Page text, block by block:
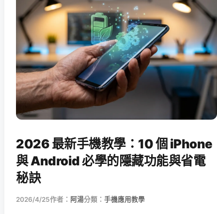
2026 最新手機教學：10 個 iPhone
與 Android 必學的隱藏功能與省電
秘訣
2026/4/25作者： 阿湯分類： 手機應用教學